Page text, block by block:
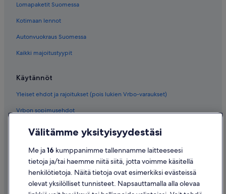
Lomapaketit Suomessa
Kotimaan lennot
Autonvuokraus Suomessa
Kaikki majoitustyypit
Käytännöt
Yleiset ehdot ja rajoitukset (pois lukien Vrbo-varaukset)
Vrbon sopimusehdot
Evästeet
Käyttöehdot
Oikeudelliset tiedot / ota meihin yhteyttä
Välitämme yksityisyydestäsi
Me ja16 kumppanimme tallennamme laitteeseesi
tietoja ja/tai haemme niitä siitä, jotta voimme käsitellä
henkilötietoja. Näitä tietoja ovat esimerkiksi evästeissä
olevat yksilölliset tunnisteet. Napsauttamalla alla olevaa